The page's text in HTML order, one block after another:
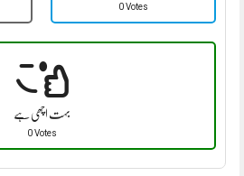
0 Votes
بہت اچھی ہے
0 Votes